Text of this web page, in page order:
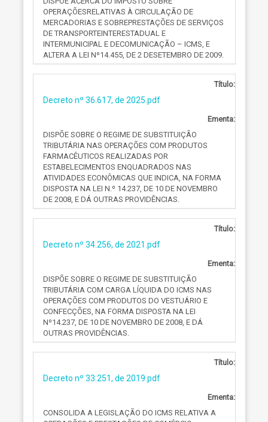
OPERAÇÕESRELATIVAS À CIRCULAÇÃO DE
MERCADORIAS E SOBREPRESTAÇÕES DE SERVIÇOS
DE TRANSPORTEINTERESTADUAL E
INTERMUNICIPAL E DECOMUNICAÇÃO – ICMS, E
ALTERA A LEI Nº14.455, DE 2 DESETEMBRO DE 2009.
Título:
Decreto nº 36.617, de 2025.pdf
Ementa:
DISPÕE SOBRE O REGIME DE SUBSTITUIÇÃO
TRIBUTÁRIA NAS OPERAÇÕES COM PRODUTOS
FARMACÊUTICOS REALIZADAS POR
ESTABELECIMENTOS ENQUADRADOS NAS
ATIVIDADES ECONÔMICAS QUE INDICA, NA FORMA
DISPOSTA NA LEI N.º 14.237, DE 10 DE NOVEMBRO
DE 2008, E DÁ OUTRAS PROVIDÊNCIAS.
Título:
Decreto nº 34.256, de 2021.pdf
Ementa:
DISPÕE SOBRE O REGIME DE SUBSTITUIÇÃO
TRIBUTÁRIA COM CARGA LÍQUIDA DO ICMS NAS
OPERAÇÕES COM PRODUTOS DO VESTUÁRIO E
CONFECÇÕES, NA FORMA DISPOSTA NA LEI
Nº14.237, DE 10 DE NOVEMBRO DE 2008, E DÁ
OUTRAS PROVIDÊNCIAS.
Título:
Decreto nº 33.251, de 2019.pdf
Ementa:
CONSOLIDA A LEGISLAÇÃO DO ICMS RELATIVA A